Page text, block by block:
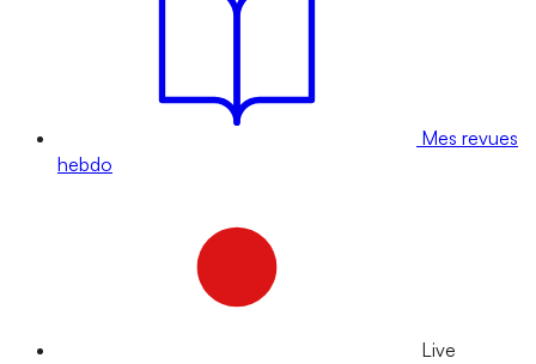
Mes revues
hebdo
Live